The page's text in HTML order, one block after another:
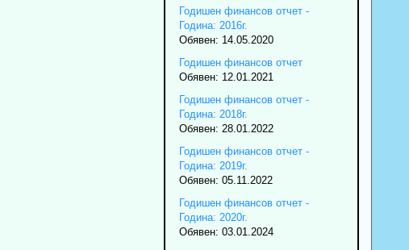
Годишен финансов отчет -
Година: 2016г.
Обявен: 14.05.2020
Годишен финансов отчет
Обявен: 12.01.2021
Годишен финансов отчет -
Година: 2018г.
Обявен: 28.01.2022
Годишен финансов отчет -
Година: 2019г.
Обявен: 05.11.2022
Годишен финансов отчет -
Година: 2020г.
Обявен: 03.01.2024